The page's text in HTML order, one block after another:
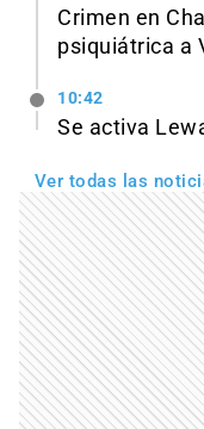
Crimen en
psiquiátrica a
10:42
Se activa
Ver todas las